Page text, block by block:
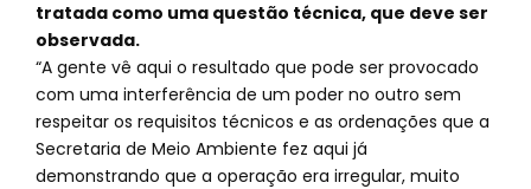
tratada como uma questão técnica, que deve ser
observada.
“A gente vê aqui o resultado que pode ser provocado
com uma interferência de um poder no outro sem
respeitar os requisitos técnicos e as ordenações que a
Secretaria de Meio Ambiente fez aqui já
demonstrando que a operação era irregular, muito